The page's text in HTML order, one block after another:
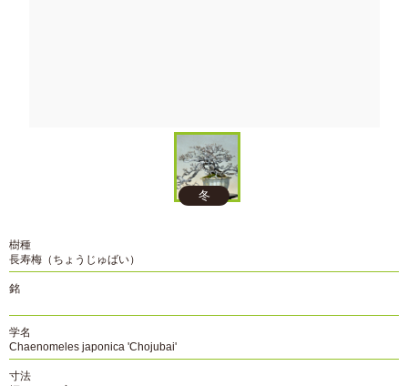
冬
樹種
長寿梅（ちょうじゅばい）
銘
学名
Chaenomeles japonica 'Chojubai'
寸法